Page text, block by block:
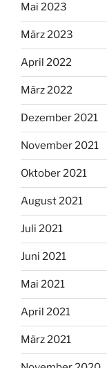
Mai 2023
März 2023
April 2022
März 2022
Dezember 2021
November 2021
Oktober 2021
August 2021
Juli 2021
Juni 2021
Mai 2021
April 2021
März 2021